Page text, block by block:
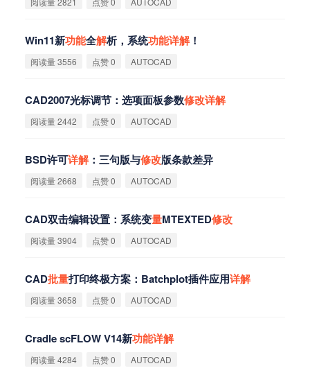
Win11新功能全解析，系统功能详解！
阅读量 3556 点赞 0 AUTOCAD
CAD2007光标调节：选项面板参数修改详解
阅读量 2442 点赞 0 AUTOCAD
BSD许可详解：三句版与修改版条款差异
阅读量 2668 点赞 0 AUTOCAD
CAD双击编辑设置：系统变量MTEXTED修改
阅读量 3904 点赞 0 AUTOCAD
CAD批量打印终极方案：Batchplot插件应用详解
阅读量 3658 点赞 0 AUTOCAD
Cradle scFLOW V14新功能详解
阅读量 4284 点赞 0 AUTOCAD